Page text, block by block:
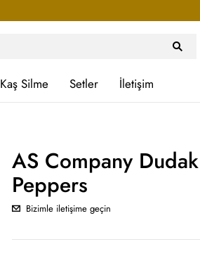
Kaş Silme Setler İletişim
AS Company
Peppers
Bizimle iletişime geçin